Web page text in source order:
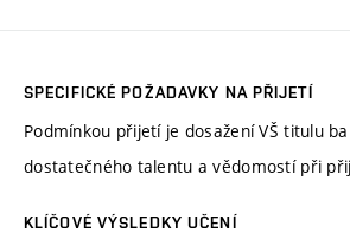
SPECIFICKÉ POŽADAVKY NA PŘIJETÍ
Podmínkou přijetí je dosažení VŠ titulu
dostatečného talentu a vědomostí při
KLÍČOVÉ VÝSLEDKY UČENÍ